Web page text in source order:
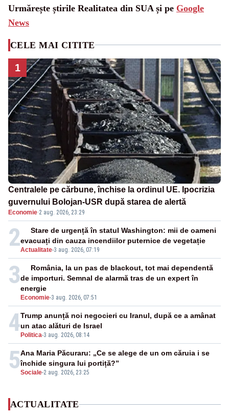
Urmărește știrile Realitatea din SUA și pe Google
News
CELE MAI CITITE
1
Centralele pe cărbune, închise la ordinul UE. Ipocrizia
guvernului Bolojan-USR după starea de alertă
Economie·2 aug. 2026, 23:29
2Actualitate-3 aug. 2026, 07:19
Stare de urgență în statul Washington: mii de oameni
evacuați din cauza incendiilor puternice de vegetație
3
Economie-3 aug. 2026, 07:51
România, la un pas de blackout, tot mai dependentă
de importuri. Semnal de alarmă tras de un expert în
energie
4 Politica-3 aug. 2026, 08:14
Trump anunță noi negocieri cu Iranul, după ce a amânat
un atac alături de Israel
5Sociale-2 aug. 2026, 23:25
Ana Maria Păcuraru: „Ce se alege de un om căruia i se
închide singura lui portiță?”
ACTUALITATE